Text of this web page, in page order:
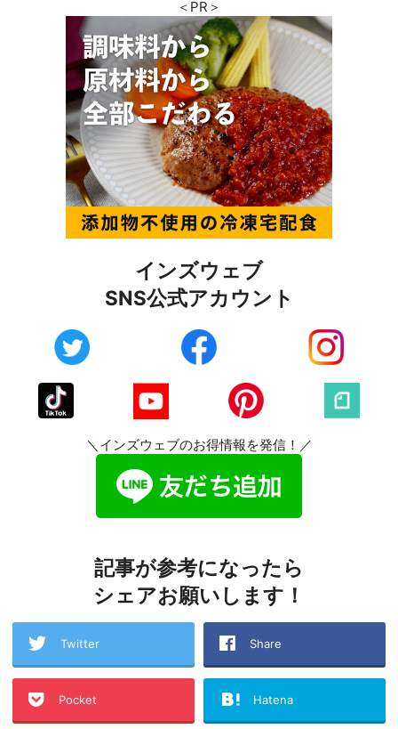
＜PR＞
インズウェブ
SNS公式アカウント
＼インズウェブのお得情報を発信！／
記事が参考になったら
シェアお願いします！
Twitter Share
Pocket Hatena